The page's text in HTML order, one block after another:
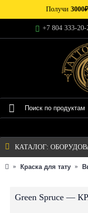
Получи 3000₽
+7 804 333-
КАТАЛОГ:
Краска для тату
Green Spruce —